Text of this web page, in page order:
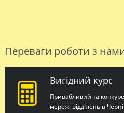
Переваги роботи з
Вигідний курс
Привабливий та
мережі відділень в